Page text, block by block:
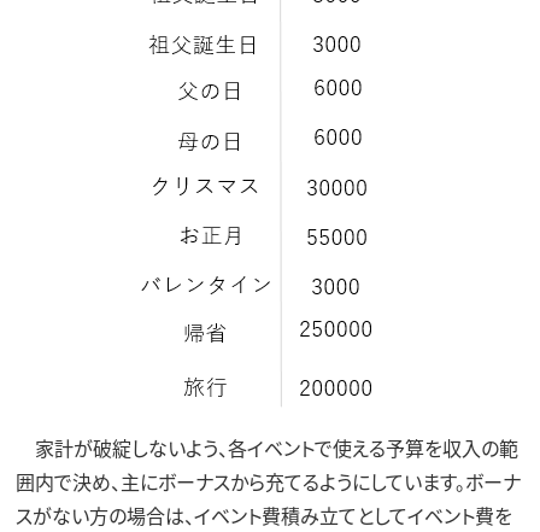
家計が破綻しないよう、各イベントで使える予算を収入の範
囲内で決め、主にボーナスから充てるようにしています。ボーナ
スがない方の場合は、イベント費積み立てとしてイベント費を